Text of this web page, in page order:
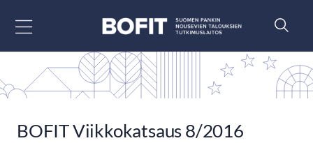
BOFIT Viikkokatsaus 8/2016